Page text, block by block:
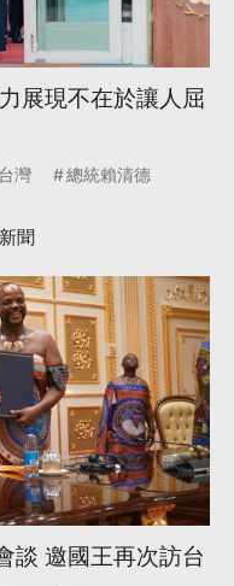
展現不在於讓人屈
灣 總統賴清德
聞
談 邀國王再次訪台